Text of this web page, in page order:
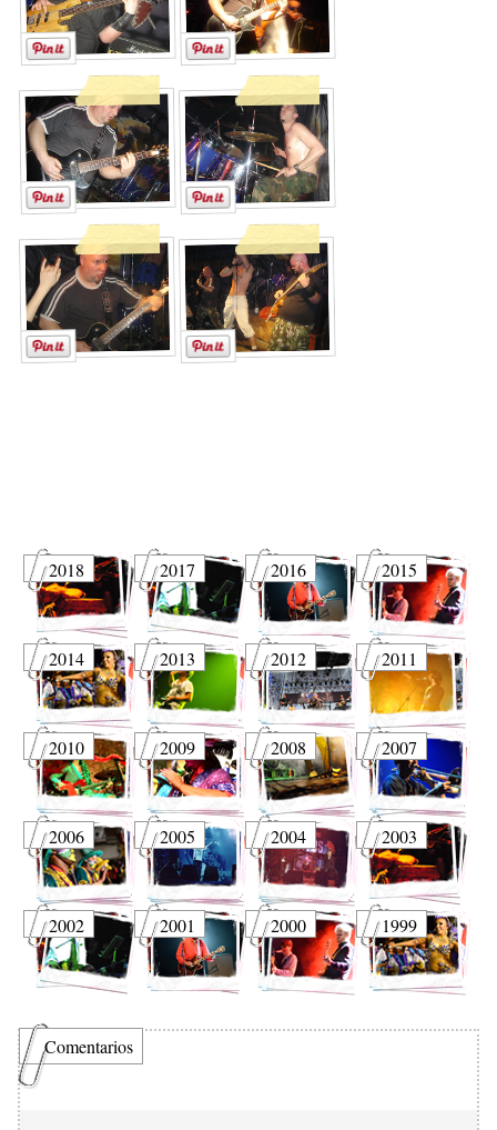
2018 2017 2016 2015
2014 2013 2012 2011
2010 2009 2008 2007
2006 2005 2004 2003
2002 2001 2000 1999
Comentarios